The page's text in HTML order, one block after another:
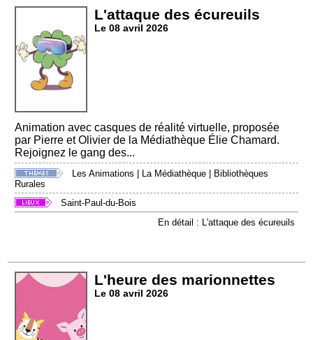
L'attaque des écureuils
Le 08 avril 2026
Animation avec casques de réalité virtuelle, proposée
par Pierre et Olivier de la Médiathèque Élie Chamard.
Rejoignez le gang des...
Les Animations | La Médiathèque | Bibliothèques
Rurales
Saint-Paul-du-Bois
En détail : L'attaque des écureuils
L'heure des marionnettes
Le 08 avril 2026